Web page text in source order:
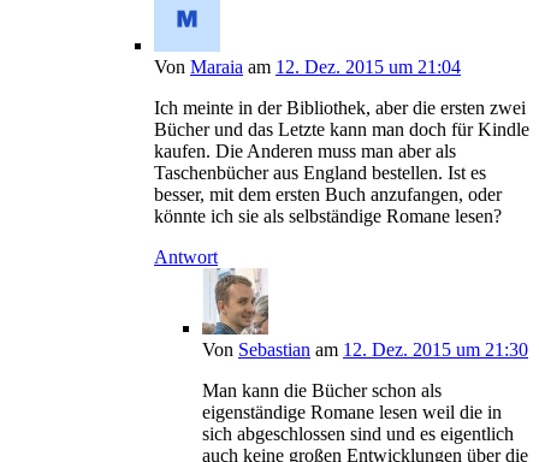
Von Maraia am 12. Dez. 2015 um 21:04
Ich meinte in der Bibliothek, aber die ersten zwei
Bücher und das Letzte kann man doch für Kindle
kaufen. Die Anderen muss man aber als
Taschenbücher aus England bestellen. Ist es
besser, mit dem ersten Buch anzufangen, oder
könnte ich sie als selbständige Romane lesen?
Antwort
Von Sebastian am 12. Dez. 2015 um 21:30
Man kann die Bücher schon als
eigenständige Romane lesen weil die in
sich abgeschlossen sind und es eigentlich
auch keine großen Entwicklungen über die